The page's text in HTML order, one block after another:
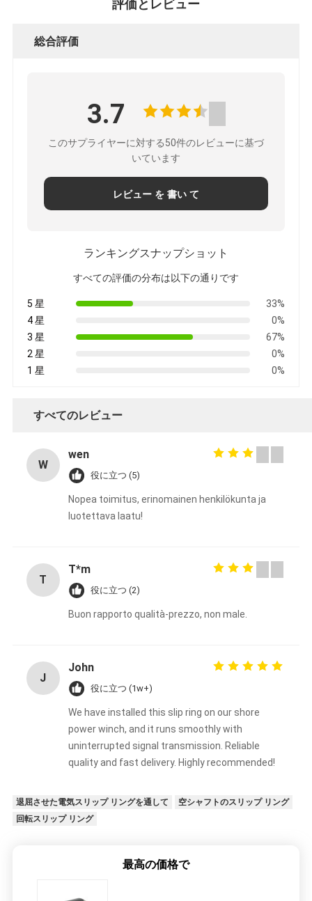
評価とレビュー
総合評価
3.7
このサプライヤーに対する50件のレビューに基づ
いています
レビュー を 書い て
ランキングスナップショット
すべての評価の分布は以下の通りです
5 星
33%
4 星
0%
3 星
67%
2 星
0%
1 星
0%
すべてのレビュー
W
wen
役に立つ (5)
Nopea toimitus, erinomainen henkilökunta ja
luotettava laatu!
T
T*m
役に立つ (2)
Buon rapporto qualità-prezzo, non male.
J
John
役に立つ (1w+)
We have installed this slip ring on our shore
power winch, and it runs smoothly with
uninterrupted signal transmission. Reliable
quality and fast delivery. Highly recommended!
退屈させた電気スリップ リングを通して
空シャフトのスリップ リング
回転スリップ リング
最高の価格で